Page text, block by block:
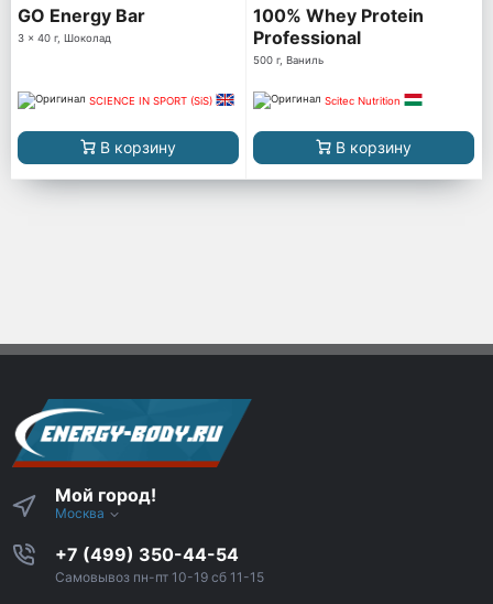
GO Energy Bar
3 x 40 г, Шоколад
SCIENCE IN SPORT (SiS)
В корзину
100% Whey Protein
Professional
500 г, Ваниль
Scitec Nutrition
В корзину
Мой город!
Москва
+7 (499) 350-44-54
Самовывоз пн-пт 10-19 сб 11-15